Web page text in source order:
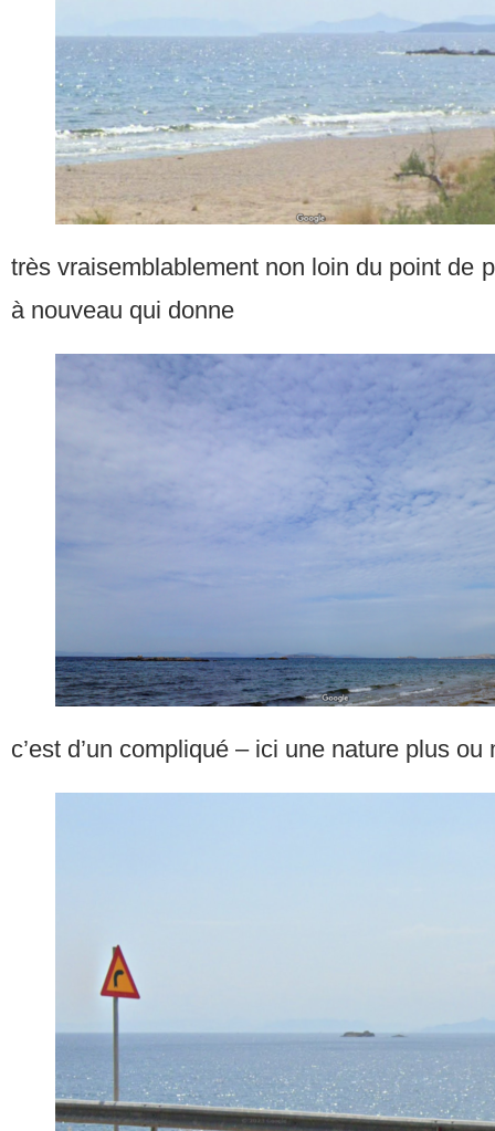
très vraisemblablement non loin du point de
à nouveau qui donne
c’est d’un compliqué – ici une nature plus ou